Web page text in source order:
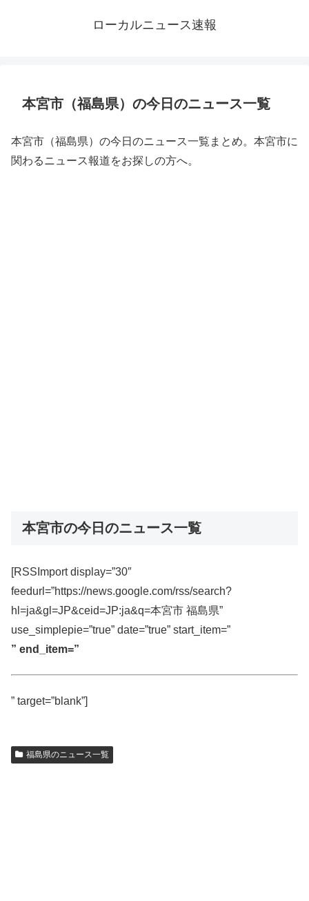
ローカルニュース速報
本宮市（福島県）の今日のニュース一覧
本宮市（福島県）の今日のニュース一覧まとめ。本宮市に
関わるニュース報道をお探しの方へ。
本宮市の今日のニュース一覧
[RSSImport display=”30″
feedurl=”https://news.google.com/rss/search?
hl=ja&gl=JP&ceid=JP:ja&q=本宮市 福島県”
use_simplepie=”true” date=”true” start_item=”
” end_item=”
” target=”blank”]
福島県のニュース一覧